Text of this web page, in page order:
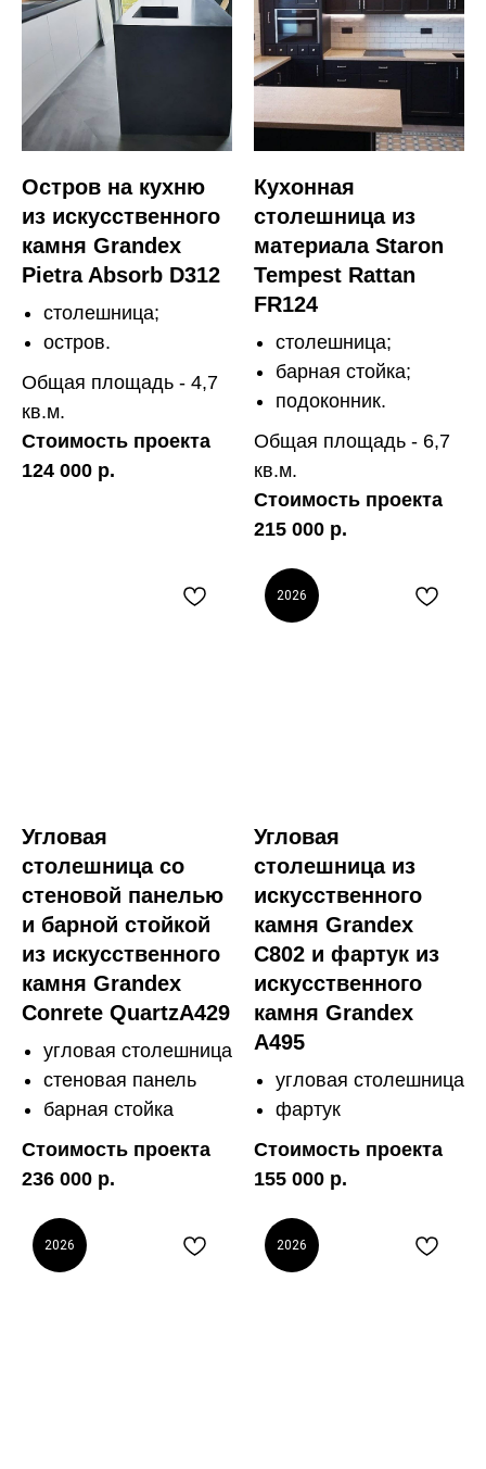
Остров на кухню
из искусственного
камня Grandex
Pietra Absorb D312
столешница;
остров.
Общая площадь - 4,7
кв.м.
Стоимость проекта
124 000 р.
Кухонная
столешница из
материала Staron
Tempest Rattan
FR124
столешница;
барная стойка;
подоконник.
Общая площадь - 6,7
кв.м.
Стоимость проекта
215 000 р.
Угловая
столешница со
стеновой панелью
и барной стойкой
из искусственного
камня Grandex
Conrete QuartzA429
угловая столешница
стеновая панель
барная стойка
Стоимость проекта
236 000 р.
2026
Угловая
столешница из
искусственного
камня Grandex
C802 и фартук из
искусственного
камня Grandex
A495
угловая столешница
фартук
Стоимость проекта
155 000 р.
2026 2026